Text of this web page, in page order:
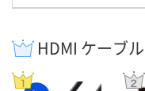
HDMI ケーブ